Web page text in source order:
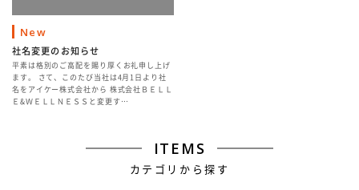
New
社名変更のお知らせ
平素は格別のご高配を賜り厚くお礼申し上げ
ます。 さて、このたび当社は4月1日より社
名をアイケー株式会社から 株式会社ＢＥＬＬ
Ｅ&ＷＥＬＬＮＥＳＳと変更す…
ITEMS
カテゴリから探す